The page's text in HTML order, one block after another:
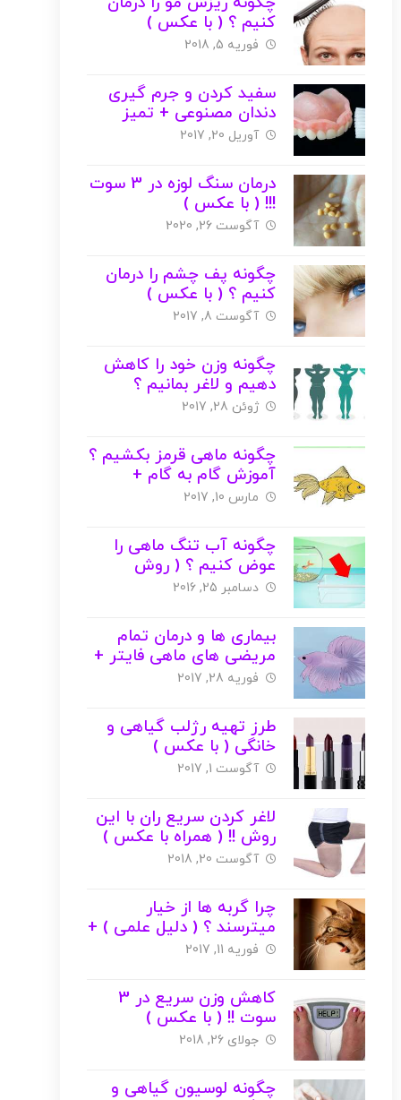
کنیم ؟ ( با عکس )
فوریه 5, 2018
سفید کردن و جرم گیری
دندان مصنوعی + تمیز
کردن اصولی ( با عکس )
آوریل 20, 2017
درمان سنگ لوزه در 3 سوت
!!! ( با عکس )
آگوست 26, 2020
چگونه پف چشم را درمان
کنیم ؟ ( با عکس )
آگوست 8, 2017
چگونه وزن خود را کاهش
دهیم و لاغر بمانیم ؟
+برنامه غذایی(با عکس)
ژوئن 28, 2017
چگونه ماهی قرمز بکشیم ؟
آموزش گام به گام +
عکس + ویدیو
مارس 10, 2017
چگونه آب تنگ ماهی را
عوض کنیم ؟ ( روش
اصولی + عکس )
دسامبر 25, 2016
بیماری ها و درمان تمام
مریضی های ماهی فایتر +
عکس
فوریه 28, 2017
طرز تهیه رژلب گیاهی و
خانگی ( با عکس )
آگوست 1, 2017
لاغر کردن سریع ران با این
روش !! ( همراه با عکس )
آگوست 20, 2018
چرا گربه ها از خیار
میترسند ؟ ( دلیل علمی ) +
عکس + ویدئو
فوریه 11, 2017
کاهش وزن سریع در 3
سوت !! ( با عکس )
جولای 26, 2018
چگونه لوسیون گیاهی و